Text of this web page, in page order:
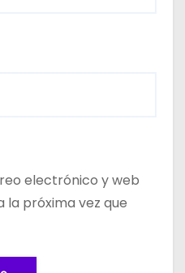
electrónico y web
próxima vez que